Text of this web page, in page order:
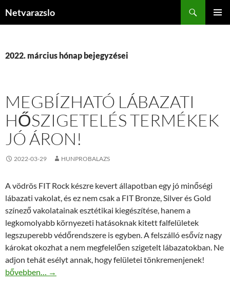
Netvarazslo
2022. március hónap bejegyzései
MEGBÍZHATÓ LÁBAZATI
HŐSZIGETELÉS TERMÉKEK
JÓ ÁRON!
2022-03-29 HUNPROBALAZS
A vödrös FIT Rock készre kevert állapotban egy jó minőségi
lábazati vakolat, és ez nem csak a FIT Bronze, Silver és Gold
színező vakolatainak esztétikai kiegészítése, hanem a
legkomolyabb környezeti hatásoknak kitett falfelületek
legszuperebb védőrendszere is egyben. A felszálló esővíz nagy
károkat okozhat a nem megfelelően szigetelt lábazatokban. Ne
adjon tehát esélyt annak, hogy felületei tönkremenjenek!
Megbízható lábazati hőszigetelés termékek jó áron!
bővebben… →